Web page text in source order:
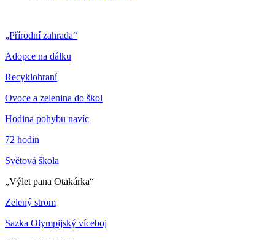
„Přírodní zahrada“
Adopce na dálku
Recyklohraní
Ovoce a zelenina do škol
Hodina pohybu navíc
72 hodin
Světová škola
„Výlet pana Otakárka“
Zelený strom
Sazka Olympijský víceboj